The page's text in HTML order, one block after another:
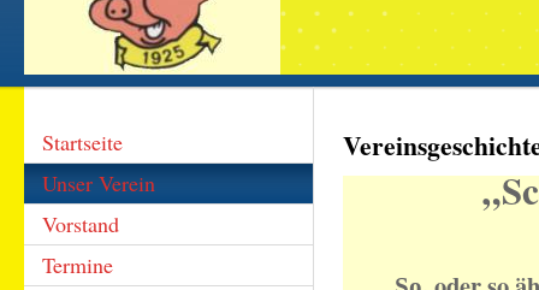
Startseite
Unser Verein
Vorstand
Termine